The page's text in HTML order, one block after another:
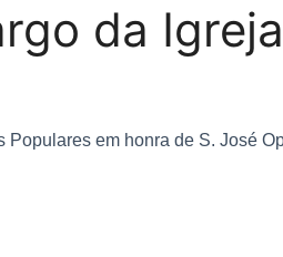
da
em honra de S. José